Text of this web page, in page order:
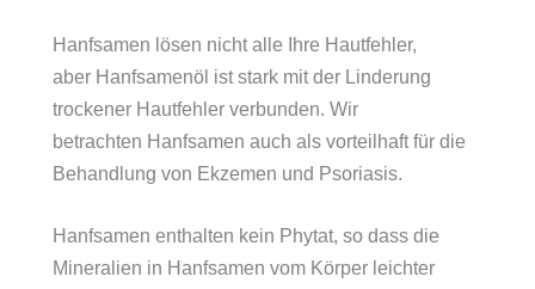
Hanfsamen lösen nicht alle Ihre Hautfehler,
aber Hanfsamenöl ist stark mit der Linderung
trockener Hautfehler verbunden. Wir
betrachten Hanfsamen auch als vorteilhaft für die
Behandlung von Ekzemen und Psoriasis.
Hanfsamen enthalten kein Phytat, so dass die
Mineralien in Hanfsamen vom Körper leichter